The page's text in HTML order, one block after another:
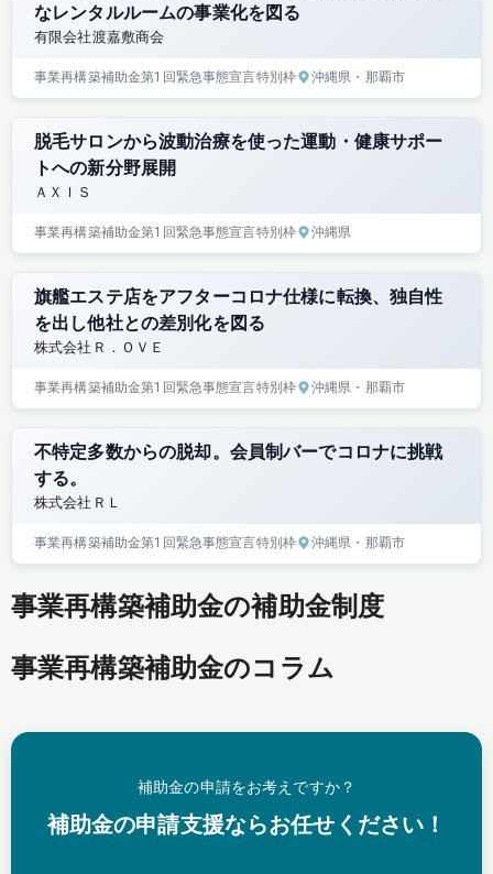
なレンタルルームの事業化を図る
有限会社渡嘉敷商会
事業再構築補助金第1回緊急事態宣言特別枠 沖縄県 ・那覇市
脱毛サロンから波動治療を使った運動・健康サポー
トへの新分野展開
ＡＸＩＳ
事業再構築補助金第1回緊急事態宣言特別枠 沖縄県
旗艦エステ店をアフターコロナ仕様に転換、独自性
を出し他社との差別化を図る
株式会社Ｒ．ＯＶＥ
事業再構築補助金第1回緊急事態宣言特別枠 沖縄県 ・那覇市
不特定多数からの脱却。会員制バーでコロナに挑戦
する。
株式会社ＲＬ
事業再構築補助金第1回緊急事態宣言特別枠 沖縄県 ・那覇市
事業再構築補助金の補助金制度
事業再構築補助金のコラム
補助金の申請をお考えですか？
補助金の申請支援ならお任せください！